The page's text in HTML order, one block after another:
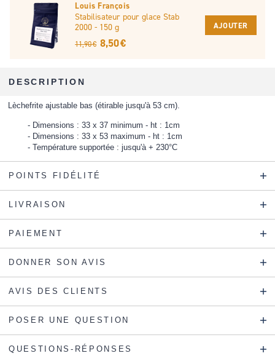
Louis François
Stabilisateur pour glace Stab
2000 - 150 g
11,90 € 8,50 €
AJOUTER
DESCRIPTION
Lèchefrite ajustable bas (étirable jusqu'à 53 cm).
Dimensions : 33 x 37 minimum - ht : 1cm
Dimensions : 33 x 53 maximum - ht : 1cm
Température supportée : jusqu'à + 230°C
POINTS FIDÉLITÉ
LIVRAISON
PAIEMENT
DONNER SON AVIS
AVIS DES CLIENTS
POSER UNE QUESTION
QUESTIONS-RÉPONSES